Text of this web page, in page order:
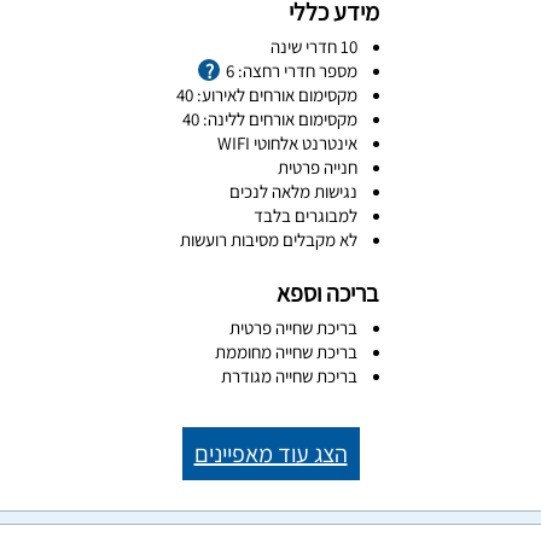
מידע כללי
10 חדרי שינה
מספר חדרי רחצה: 6
מקסימום אורחים לאירוע: 40
מקסימום אורחים ללינה: 40
אינטרנט אלחוטי WIFI
חנייה פרטית
נגישות מלאה לנכים
למבוגרים בלבד
לא מקבלים מסיבות רועשות
בריכה וספא
בריכת שחייה פרטית
בריכת שחייה מחוממת
בריכת שחייה מגודרת
הצג עוד מאפיינים